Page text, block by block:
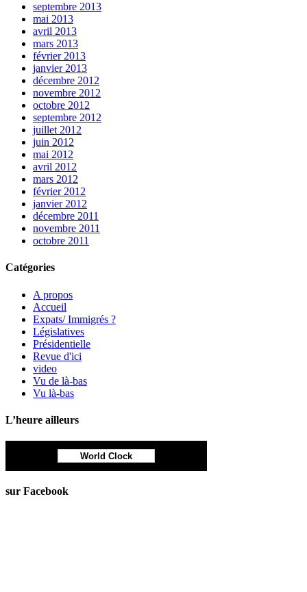
septembre 2013
mai 2013
avril 2013
mars 2013
février 2013
janvier 2013
décembre 2012
novembre 2012
octobre 2012
septembre 2012
juillet 2012
juin 2012
mai 2012
avril 2012
mars 2012
février 2012
janvier 2012
décembre 2011
novembre 2011
octobre 2011
Catégories
A propos
Accueil
Expats/ Immigrés ?
Législatives
Présidentielle
Revue d'ici
video
Vu de là-bas
Vu là-bas
L’heure ailleurs
World Clock
sur Facebook